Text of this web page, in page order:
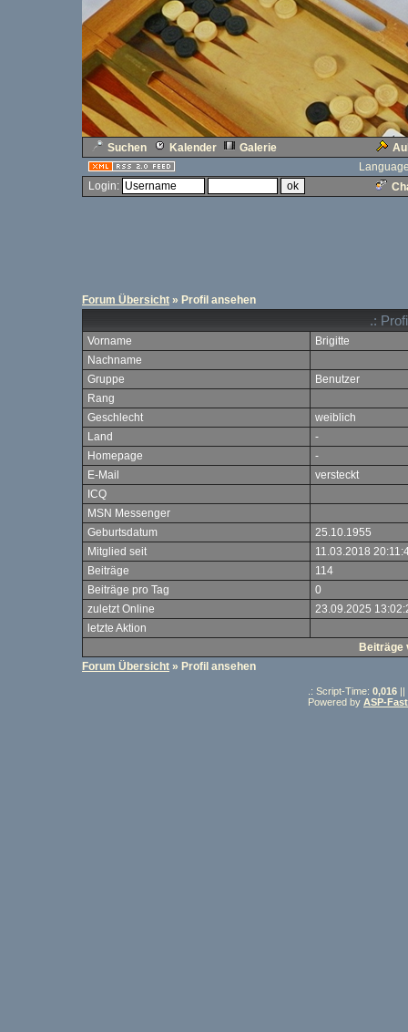
Suchen Kalender Galerie
Login:
Forum Übersicht » Profil ansehen
.:
Vorname
Brigitte
Nachname
Gruppe
Benutzer
Rang
Geschlecht
weiblich
Land
-
Homepage
-
E-Mail
versteckt
ICQ
MSN Messenger
Geburtsdatum
25.10.1955
Mitglied seit
11.03.2018
Beiträge
114
Beiträge pro Tag
0
zuletzt Online
23.09.2025
letzte Aktion
Beiträge
Forum Übersicht » Profil ansehen
.: Script-Time: 0,016 ||
Powered by ASP-